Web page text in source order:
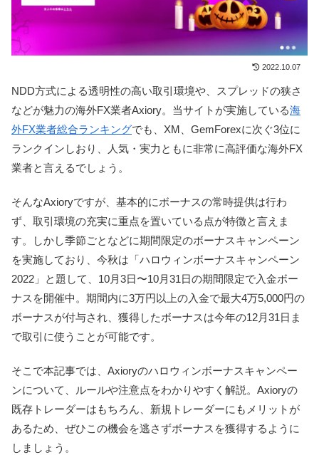
2022.10.07
NDD方式による透明性の高い取引環境や、スプレッドの狭さ
などが魅力の海外FX業者Axiory。当サイトが実施している海
外FX業者総合ランキングでも、XM、GemForexに次ぐ3位に
ランクインしおり、人気・実力ともに非常に高評価な海外FX
業者と言えるでしょう。
そんなAxioryですが、基本的にボーナスの常時提供は行わ
ず、取引環境の充実に重点を置いている点が特徴と言えま
す。しかし季節ごとなどに期間限定のボーナスキャンペーン
を実施しており、今秋は「ハロウィンボーナスキャンペーン
2022」と題して、10月3日〜10月31日の期間限定で入金ボー
ナスを開催中。期間内に3万円以上の入金で最大4万5,000円の
ボーナスが付与され、獲得したボーナスは今年の12月31日ま
で取引に使うことが可能です。
そこで本記事では、Axioryのハロウィンボーナスキャンペー
ンについて、ルールや注意点をわかりやすく解説。Axioryの
既存トレーダーはもちろん、新規トレーダーにもメリットが
あるため、ぜひこの機会を逃さずボーナスを獲得するように
しましょう。